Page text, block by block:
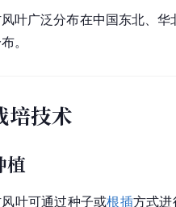
叶广泛分布在中国东北、华
。
培技术
植
叶可通过种子或根插方式